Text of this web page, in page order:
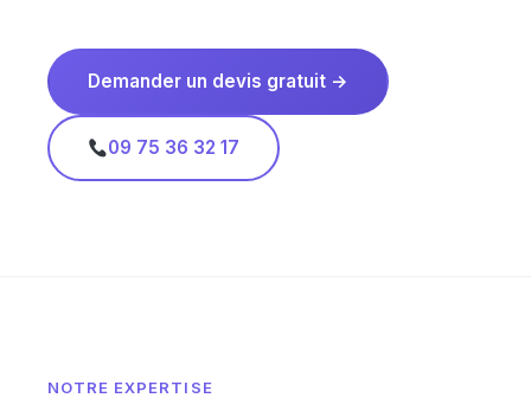
Demander un devis gratuit →
09 75 36 32 17
NOTRE EXPERTISE